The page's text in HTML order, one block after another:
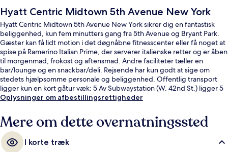
Hyatt Centric Midtown 5th Avenue New York
Hyatt Centric Midtown 5th Avenue New York sikrer dig en fantastisk
beliggenhed, kun fem minutters gang fra 5th Avenue og Bryant Park.
Gæster kan få lidt motion i det døgnåbne fitnesscenter eller få noget at
spise på Ramerino Italian Prime, der serverer italienske retter og er åben
til morgenmad, frokost og aftensmad. Andre faciliteter tæller en
bar/lounge og en snackbar/deli. Rejsende har kun godt at sige om
stedets hjælpsomme personale og beliggenhed. Offentlig transport
ligger kun en kort gåtur væk: 5 Av Subwaystation (W. 42nd St.) ligger 5
minutter væk og 42 St. - Bryant Pk. Subwaystation ligger 5 minutter
Oplysninger om afbestillingsrettigheder
Mere om dette overnatningssted
I korte træk